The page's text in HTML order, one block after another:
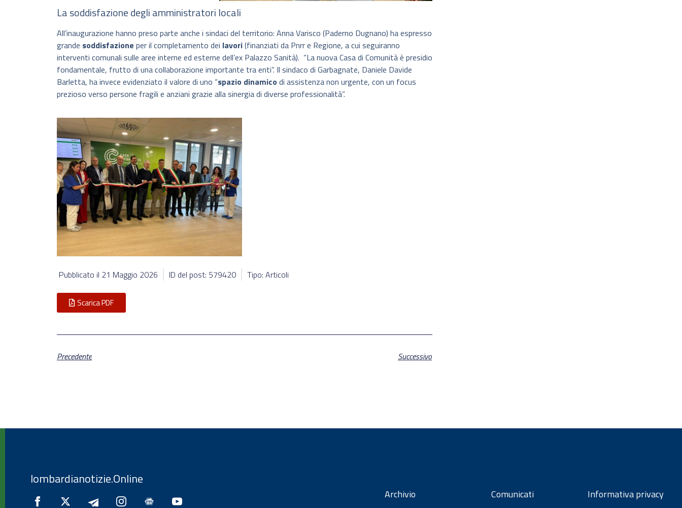
La soddisfazione degli amministratori locali
All’inaugurazione hanno preso parte anche i sindaci del territorio: Anna Varisco (Paderno Dugnano) ha espresso
grande soddisfazione per il completamento dei lavori(finanziati da Pnrr e Regione, a cui seguiranno
interventi comunali sulle aree interne ed esterne dell’ex Palazzo Sanità). “La nuova Casa di Comunità è presidio
fondamentale, frutto di una collaborazione importante tra enti”. Il sindaco di Garbagnate, Daniele Davide
Barletta, ha invece evidenziato il valore di uno “spazio dinamico di assistenza non urgente, con un focus
prezioso verso persone fragili e anziani grazie alla sinergia di diverse professionalità”.
Pubblicato il 21 Maggio 2026 ID del post: 579420 Tipo: Articoli
Scarica PDF
Precedente Successivo
lombardianotizie.Online
Archivio Comunicati Informativa privacy